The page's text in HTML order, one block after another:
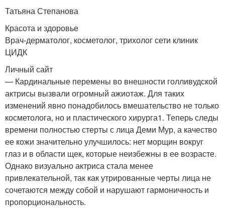
Татьяна Степанова
Красота и здоровье
Врач-дерматолог, косметолог, трихолог сети клиник
ЦИДК
Личный сайт
— Кардинальные перемены во внешности голливудской
актрисы вызвали огромный ажиотаж. Для таких
изменений явно понадобилось вмешательство не только
косметолога, но и пластического хирурга1. Теперь следы
времени полностью стерты с лица Деми Мур, а качество
ее кожи значительно улучшилось: нет морщин вокруг
глаз и в области щек, которые неизбежны в ее возрасте.
Однако визуально актриса стала менее
привлекательной, так как утрированные черты лица не
сочетаются между собой и нарушают гармоничность и
пропорциональность.